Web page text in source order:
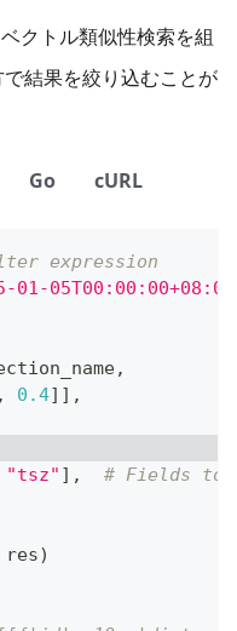
クトル類似性検索を組
結果を絞り込むことが
Go cURL
expression
01-
,
, 0.4] ] ,
"tsz" ] ,
# Fields to
res)